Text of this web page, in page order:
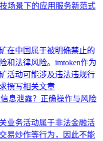
场景下的应用服务新范式
在中国属于被明确禁止的
和法律风险。imtoken作为
活动可能涉及违法违规行
撰写相关文章
息泄露？正确操作与风险
业务活动属于非法金融活
易炒作等行为，因此不能